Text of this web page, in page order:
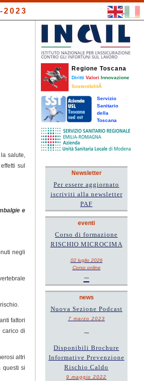
2023
salute,
sul
e
negli
fattori
carico di
altri
questi si
Regione Toscana
Diritti Valori Innovazione
SostenibilitÃ
Servizio
Sanitario
della
Toscana
Newsletter
Per essere aggiornato
iscriviti alla newsletter
PAF
eventi
Corso di formazione
RISCHIO MICROCIMA
02 luglio 2026
Corso online
~
news
Nuova Sezione Podcast
7 marzo 2023
~
Disponibili Brochure
Informative Prevenzione
Rischio Caldo
9 maggio 2022